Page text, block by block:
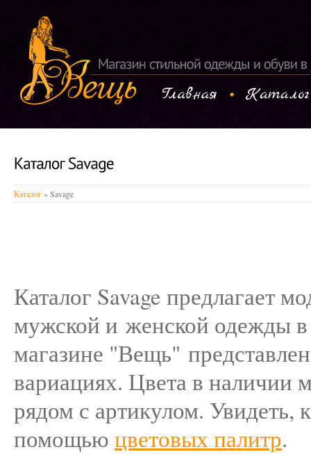
Каталог» Savage
Каталог Savage предлагает
мужской и женской одежды
магазине "Вещь"
вариациях. Цвета в наличии
рядом с артикулом. Увидеть,
помощью цветовых палитр.